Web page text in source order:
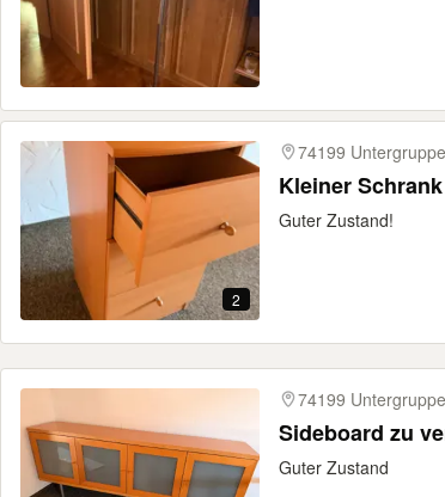
2
74199
Kleiner
Guter Zustand!
74199
Sideboard zu
Guter Zustand